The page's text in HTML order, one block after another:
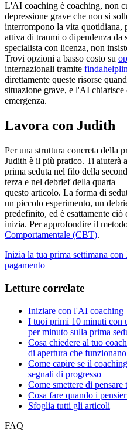
L'AI coaching è coaching, non
depressione grave che non si
interrompono la vita quotidiana,
attiva di traumi o dipendenza da
specialista con licenza, non
Trovi opzioni a basso costo su
internazionali tramite
direttamente queste risorse
situazione grave, e l'AI chiarisce
emergenza.
Lavora con Judith
Per una struttura concreta della
Judith è il più pratico. Ti aiuterà
prima seduta nel filo della
terza e nel debrief della quarta
questo articolo. La forma di
un piccolo esperimento, un
predefinito, ed è esattamente
inizia. Per approfondire il
Comportamentale (CBT).
Inizia la tua prima settimana
pagamento
Letture correlate
Iniziare con l'AI
I tuoi primi 10 minuti con
per minuto sulla prima
Cosa chiedere al tuo
di apertura che funzionano
Come capire se il
segnali di progresso
Come smettere di pensare
Cosa fare quando i
Sfoglia tutti gli articoli
FAQ